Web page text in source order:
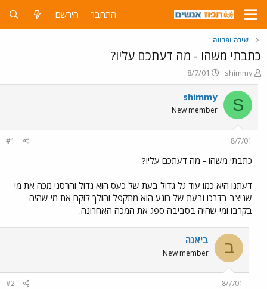
התחבר הירשם
שירה ופרוזה
כתבתי משהו - מה דעתכם עליו?
פ
ו
ת
ח
ה
ש
א
shimmy
פ
ו
ר
ס
ם
ר
8/7/01
S
shimmy
New member
8/7/01
#1
כתבתי משהו - מה דעתכם עליו?
דעתנו היא כמו עוד גל גדול בעת של כעס הוא גדול והרסני מכה את מי
שניצב בדרכו ובעת של רוגע הוא מתקפל והולך לוקח את מי שהיה
בקרבו ומי שהיה בסביבה ספג את המכה האחרונה.
ב ביאנה
New member
8/7/01
#2